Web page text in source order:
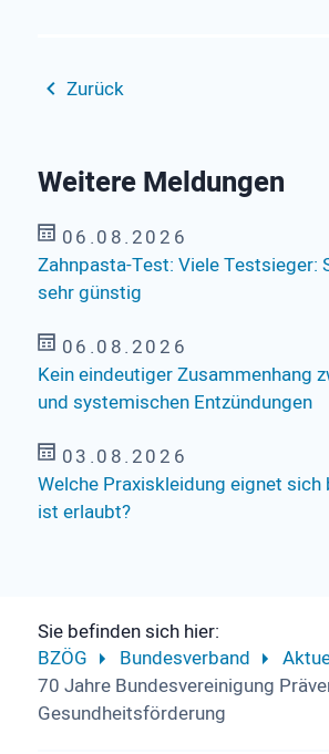
Zurück
Weitere Meldungen
06.08.2026
Zahnpasta-Test: Viele Testsieger:
sehr günstig
06.08.2026
Kein eindeutiger Zusammenhang
und systemischen Entzündungen
03.08.2026
Welche Praxiskleidung eignet sich
ist erlaubt?
Sie befinden sich hier:
BZÖG
Bundesverband
70 Jahre Bundes­vereinigung
Gesund­heits­förderung